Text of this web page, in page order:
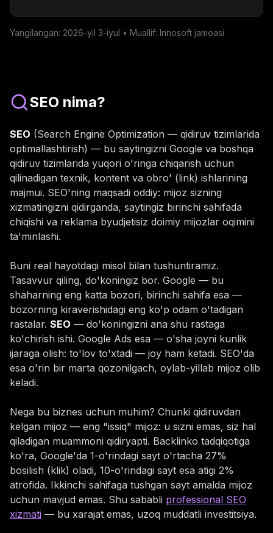
Yangilangan: 2026-yil 3-iyul • Muallif: Innosoft jamoasi
SEO nima?
SEO (Search Engine Optimization — qidiruv tizimlarida
optimallashtirish) — bu saytingizni Google va boshqa
qidiruv tizimlarida yuqori o'ringa chiqarish uchun
qilinadigan texnik, kontent va obro' (link) ishlarining
majmui. SEO'ning maqsadi oddiy: mijoz sizning
xizmatingizni qidirganda, saytingiz birinchi sahifada
chiqishi va reklama byudjetisiz doimiy mijozlar oqimini
ta'minlashi.
Buni real hayotdagi misol bilan tushuntiramiz.
Tasavvur qiling, do'koningiz bor. Google — bu
shaharning eng katta bozori, birinchi sahifa esa —
bozorning kiraverishidagi eng ko'p odam o'tadigan
rastalar. SEO — do'koningizni ana shu rastaga
ko'chirish ishi. Google Ads esa — o'sha joyni kunlik
ijaraga olish: to'lov to'xtadi — joy ham ketadi. SEO'da
esa o'rin bir marta qozonilgach, oylab-yillab mijoz olib
keladi.
Nega bu biznes uchun muhim? Chunki qidiruvdan
kelgan mijoz — eng "issiq" mijoz: u sizni emas, siz hal
qiladigan muammoni qidiryapti. Backlinko tadqiqotiga
ko'ra, Google'da 1-o'rindagi sayt o'rtacha 27%
bosilish (klik) oladi, 10-o'rindagi sayt esa atigi 2%
atrofida. Ikkinchi sahifaga tushgan sayt amalda mijoz
uchun mavjud emas. Shu sababli professional SEO
xizmati — bu xarajat emas, uzoq muddatli investitsiya.